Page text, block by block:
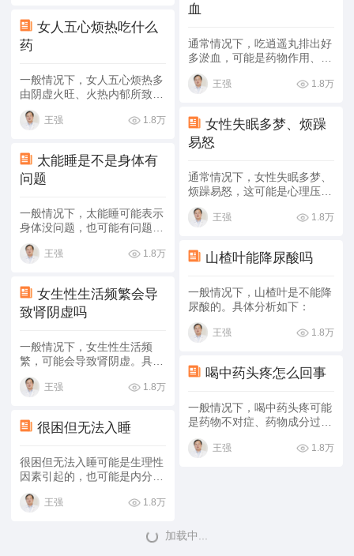
方式治疗。具体分析如下：
女人五心烦热吃什么
药
一般情况下，女人五心烦热多
由阴虚火旺、火热内郁所致，
可以服用六味地黄丸、养阴清
肺丸、左归丸等药物进行治
王强 1.8万
太能睡是不是身体有
问题
一般情况下，太能睡可能表示
身体没问题，也可能有问题。
具体分析如下：
王强 1.8万
女生性生活频繁会导
致肾阴虚吗
一般情况下，女生性生活频
繁，可能会导致肾阴虚。具体
情况如下：
王强 1.8万
很困但无法入睡
很困但无法入睡可能是生理性
因素引起的，也可能是内分泌
失调、心脾两虚这些病理性因
素引起的，患者可以通过一般
王强 1.8万
血
通常情况下，吃逍遥丸排出好
多淤血，可能是药物作用、月
经、气滞血淤导致的，患者可
采用生活调理、药物治疗的方
王强 1.8万
女性失眠多梦、烦躁
易怒
通常情况下，女性失眠多梦、
烦躁易怒，这可能是心理压力
过大、围绝经期综合征、肝郁
化火证导致的，可采用生活调
状，具体分析如下：
王强 1.8万
山楂叶能降尿酸吗
一般情况下，山楂叶是不能降
尿酸的。具体分析如下：
王强 1.8万
喝中药头疼怎么回事
一般情况下，喝中药头疼可能
是药物不对症、药物成分过
敏、感冒等因素导致的。具体
分析如下：
王强 1.8万
加载中...